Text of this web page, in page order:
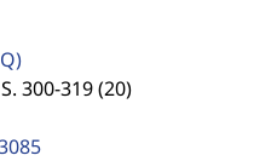
S. 300-319 (20)